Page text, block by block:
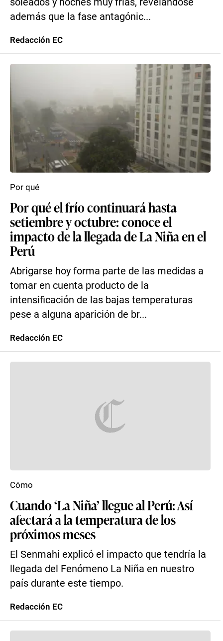
además que la fase antagónic...
Redacción EC
Por qué el frío continuará hasta
setiembre y octubre: conoce el
impacto de la llegada de La Niña en el
Perú
Abrigarse hoy forma parte de las medidas a
tomar en cuenta producto de la
intensificación de las bajas temperaturas
pese a alguna aparición de br...
Por qué
Redacción EC
Cuando ‘La Niña’ llegue al Perú: Así
afectará a la temperatura de los
próximos meses
El Senmahi explicó el impacto que tendría la
llegada del Fenómeno La Niña en nuestro
país durante este tiempo.
Cómo
Redacción EC